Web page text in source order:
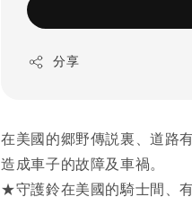
分享
在美國的郷野傳説裏、道路
造成車子的故障及車禍。
★守護鈴在美國的騎士間、